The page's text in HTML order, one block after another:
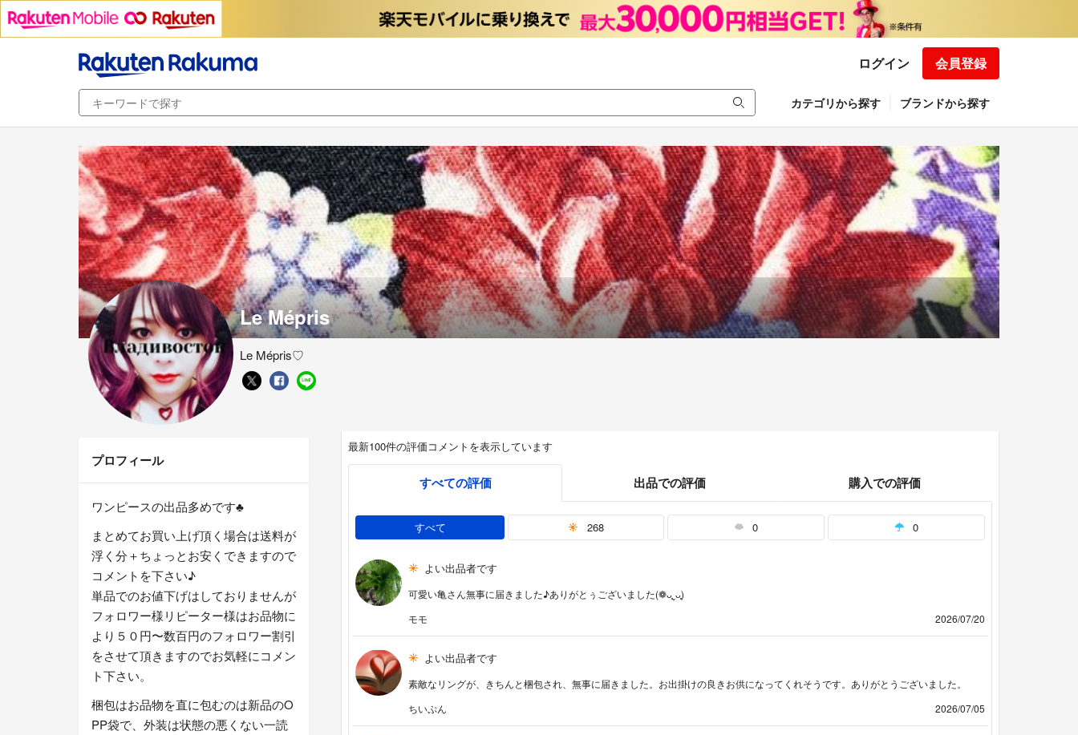
ログイン 会員登録
カテゴリから探す ブランドから探す
Le Mépris
Le Mépris♡
最新100件の評価コメントを表示しています
すべての評価 出品での評価 購入での評価
すべて 268 0 0
よい出品者です
可愛い亀さん無事に届きました♪ありがとぅございました(❁ᴗ͈ˬᴗ͈)
モモ
2026/07/20
よい出品者です
素敵なリングが、きちんと梱包され、無事に届きました。お出掛けの良きお供になってくれそうです。ありがとうございました。
ちいぷん
2026/07/05
プロフィール
ワンピースの出品多めです♣
まとめてお買い上げ頂く場合は送料が
浮く分＋ちょっとお安くできますので
コメントを下さい♪
単品でのお値下げはしておりませんが
フォロワー様リピーター様はお品物に
より５０円〜数百円のフォロワー割引
をさせて頂きますのでお気軽にコメン
ト下さい。
梱包はお品物を直に包むのは新品のO
PP袋で、外装は状態の悪くない一読